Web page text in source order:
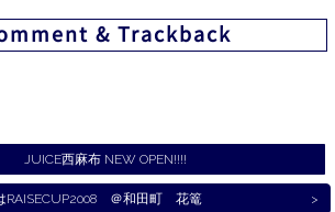
& Trackback
JUICE西麻布 NEW OPEN!!!!
RAISECUP2008 ＠和田町 花篭